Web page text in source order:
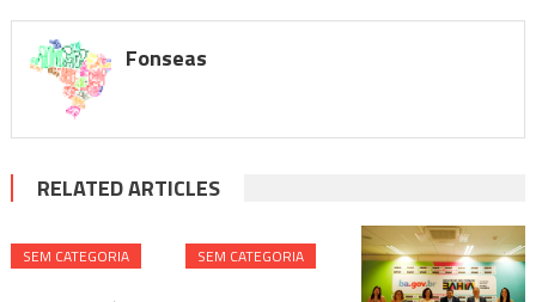
Fonseas
RELATED ARTICLES
SEM CATEGORIA SEM CATEGORIA